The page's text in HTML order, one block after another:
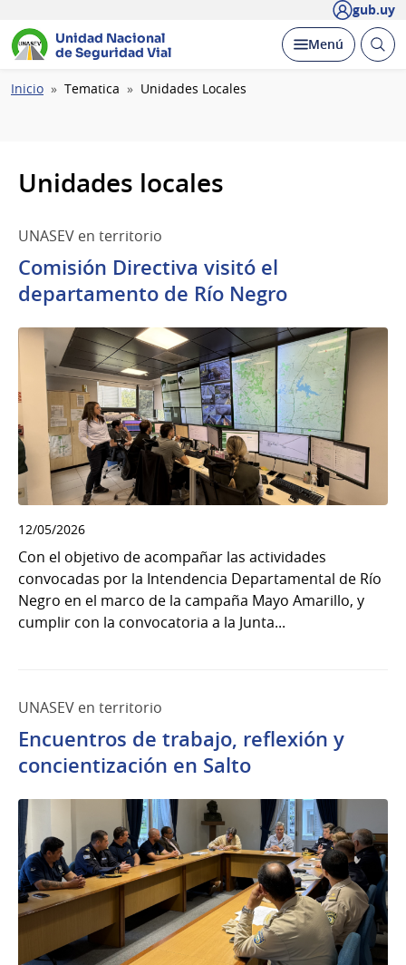
gub.uy
Unidad Nacional
de Seguridad Vial
Desplegar
Menú Abrir
Ruta
Inicio Tematica Unidades Locales
Unidades locales
UNASEV en territorio
Comisión Directiva visitó el
departamento de Río Negro
12/05/2026
Con el objetivo de acompañar las actividades
convocadas por la Intendencia Departamental de Río
Negro en el marco de la campaña Mayo Amarillo, y
cumplir con la convocatoria a la Junta...
UNASEV en territorio
Encuentros de trabajo, reflexión y
concientización en Salto